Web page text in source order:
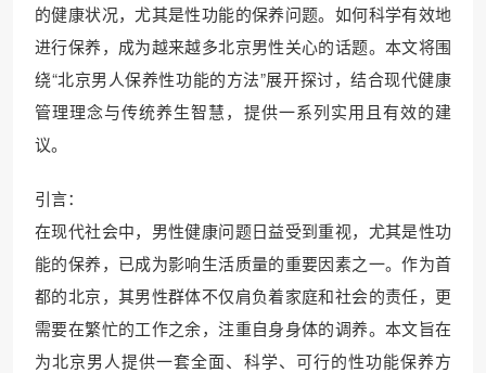
的健康状况，尤其是性功能的保养问题。如何科学有效地
进行保养，成为越来越多北京男性关心的话题。本文将围
绕“北京男人保养性功能的方法”展开探讨，结合现代健康
管理理念与传统养生智慧，提供一系列实用且有效的建
议。
引言：
在现代社会中，男性健康问题日益受到重视，尤其是性功
能的保养，已成为影响生活质量的重要因素之一。作为首
都的北京，其男性群体不仅肩负着家庭和社会的责任，更
需要在繁忙的工作之余，注重自身身体的调养。本文旨在
为北京男人提供一套全面、科学、可行的性功能保养方